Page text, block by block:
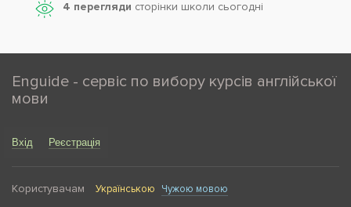
4 перегляди сторінки школи cьогодні
Enguide - сервіс по вибору курсів англійської
мови
Вхід Реєстрація
Користувачам Українською Чужою мовою